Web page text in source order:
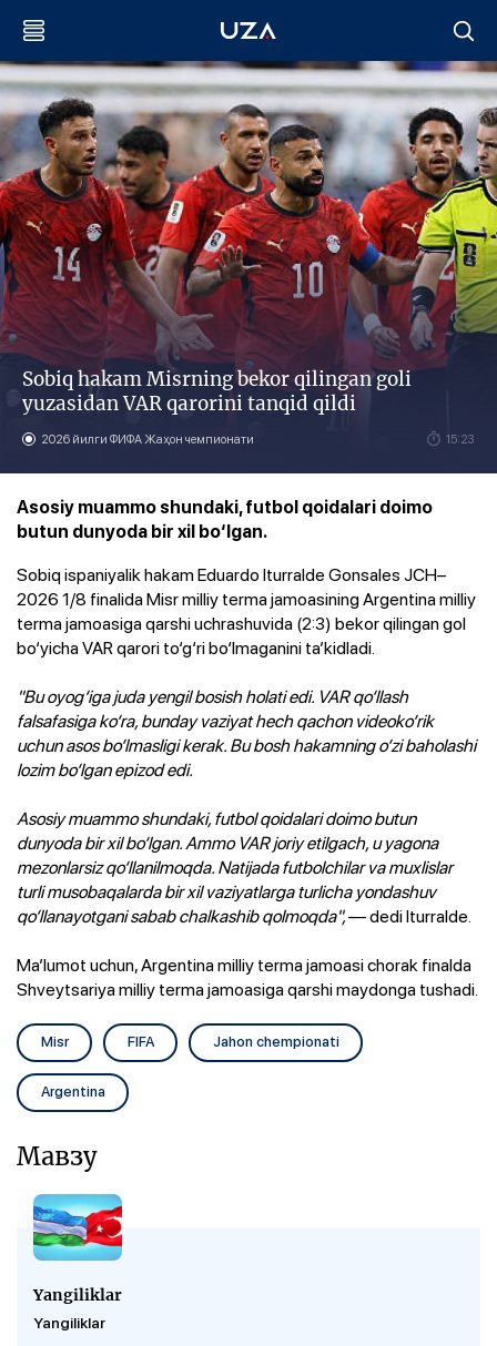
Sobiq hakam Misrning bekor qilingan goli
yuzasidan VAR qarorini tanqid qildi
2026 йилги ФИФА Жаҳон чемпионати 15:23
Asosiy muammo shundaki, futbol qoidalari doimo
butun dunyoda bir xil bo‘lgan.
Sobiq ispaniyalik hakam Eduardo Iturralde Gonsales JCH–
2026 1/8 finalida Misr milliy terma jamoasining Argentina milliy
terma jamoasiga qarshi uchrashuvida (2:3) bekor qilingan gol
bo‘yicha VAR qarori to‘g‘ri bo‘lmaganini ta’kidladi.
"Bu oyog‘iga juda yengil bosish holati edi. VAR qo‘llash
falsafasiga ko‘ra, bunday vaziyat hech qachon videoko‘rik
uchun asos bo‘lmasligi kerak. Bu bosh hakamning o‘zi baholashi
lozim bo‘lgan epizod edi.
Asosiy muammo shundaki, futbol qoidalari doimo butun
dunyoda bir xil bo‘lgan. Ammo VAR joriy etilgach, u yagona
mezonlarsiz qo‘llanilmoqda. Natijada futbolchilar va muxlislar
turli musobaqalarda bir xil vaziyatlarga turlicha yondashuv
qo‘llanayotgani sabab chalkashib qolmoqda",— dedi Iturralde.
Ma’lumot uchun, Argentina milliy terma jamoasi chorak finalda
Shveytsariya milliy terma jamoasiga qarshi maydonga tushadi.
Misr FIFA Jahon chempionati
Argentina
Мавзу
Yangiliklar
Yangiliklar